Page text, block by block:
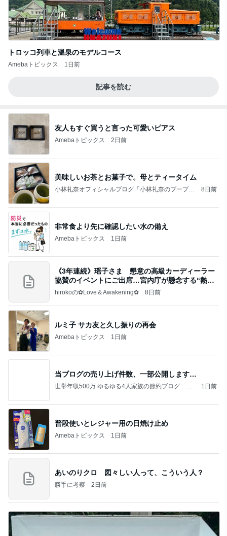
トロッコ列車と温泉のモデルコース
Amebaトピックス 1日前
記事を読む
友人もすぐ買うと言った可愛いピアス
Amebaトピックス 2日前
美味しいお茶とお菓子で。母とティータイム
小林礼奈オフィシャルブログ「小林礼奈のブーブー
8日前
非常食より先に確認したい水の備え
Amebaトピックス 1日前
《3年連続》瑶子さま 懇意の高級カーディーラー
協賛のイベントにご出席…宮内庁が懸念する“熱心
すぎ
hirokoの✿Love＆Awakening✿ 8日前
ルミ子 サカ友と久し振りの再会
Amebaトピックス 1日前
当ブログの売り上げ件数、一部公開します…
世帯年収500万 ゆるゆる4人家族の節約ブログ 〜
1日前
普段使いとレジャー用の日焼け止め
Amebaトピックス 1日前
あいのりクロ 図々しい人って、こういう人？
勝手に考察 2日前